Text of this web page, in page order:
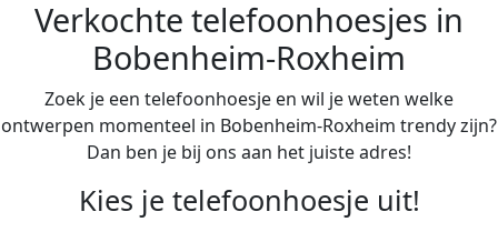
Verkochte telefoonhoesjes in
Bobenheim-Roxheim
Zoek je een telefoonhoesje en wil je weten welke
ontwerpen momenteel in Bobenheim-Roxheim trendy zijn?
Dan ben je bij ons aan het juiste adres!
Kies je telefoonhoesje uit!